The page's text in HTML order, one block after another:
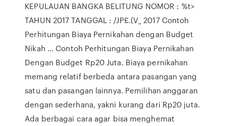
KEPULAUAN BANGKA BELITUNG NOMOR : %t>
TAHUN 2017 TANGGAL : /JP£.(V_ 2017 Contoh
Perhitungan Biaya Pernikahan dengan Budget
Nikah ... Contoh Perhitungan Biaya Pernikahan
Dengan Budget Rp20 Juta. Biaya pernikahan
memang relatif berbeda antara pasangan yang
satu dan pasangan lainnya. Pemilihan anggaran
dengan sederhana, yakni kurang dari Rp20 juta.
Ada berbagai cara agar bisa menghemat